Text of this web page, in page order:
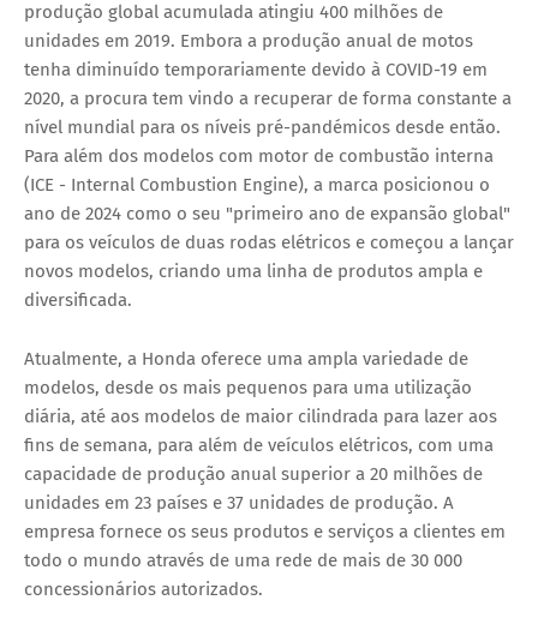
produção global acumulada atingiu 400 milhões de
unidades em 2019. Embora a produção anual de motos
tenha diminuído temporariamente devido à COVID-19 em
2020, a procura tem vindo a recuperar de forma constante a
nível mundial para os níveis pré-pandémicos desde então.
Para além dos modelos com motor de combustão interna
(ICE - Internal Combustion Engine), a marca posicionou o
ano de 2024 como o seu "primeiro ano de expansão global"
para os veículos de duas rodas elétricos e começou a lançar
novos modelos, criando uma linha de produtos ampla e
diversificada.
Atualmente, a Honda oferece uma ampla variedade de
modelos, desde os mais pequenos para uma utilização
diária, até aos modelos de maior cilindrada para lazer aos
fins de semana, para além de veículos elétricos, com uma
capacidade de produção anual superior a 20 milhões de
unidades em 23 países e 37 unidades de produção. A
empresa fornece os seus produtos e serviços a clientes em
todo o mundo através de uma rede de mais de 30 000
concessionários autorizados.